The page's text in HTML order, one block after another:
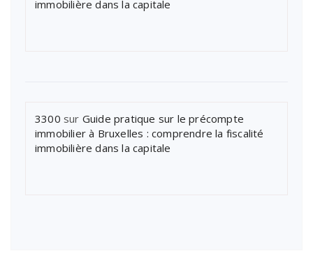
immobilière dans la capitale
3300 sur Guide pratique sur le précompte
immobilier à Bruxelles : comprendre la fiscalité
immobilière dans la capitale